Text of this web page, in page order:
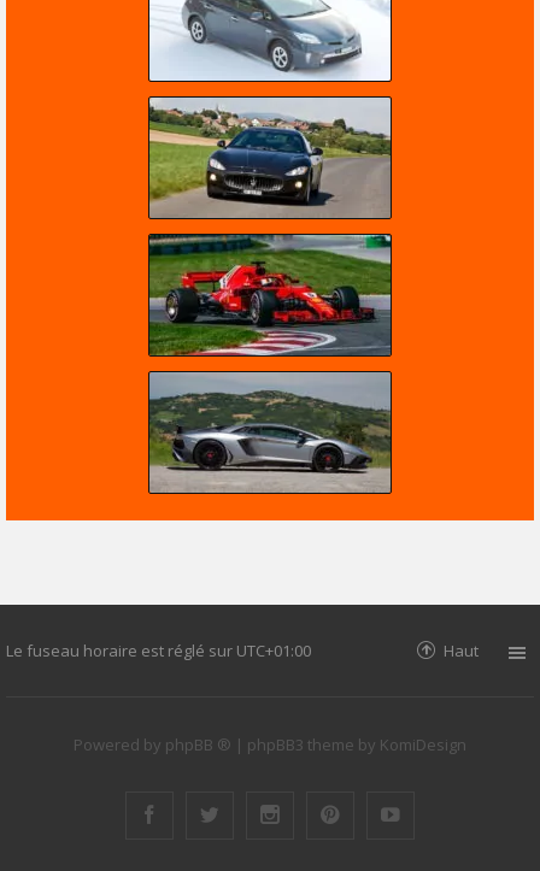
Le fuseau horaire est réglé sur UTC+01:00 Haut
Powered by phpBB ® | phpBB3 theme by KomiDesign